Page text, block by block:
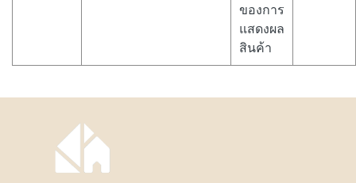
ของการ
แสดงผล
สินค้า